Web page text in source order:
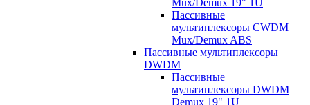
Mux/Demux 19" 1U
Пассивные
мультиплексоры CWDM
Mux/Demux ABS
Пассивные мультиплексоры
DWDM
Пассивные
мультиплексоры DWDM
Demux 19" 1U